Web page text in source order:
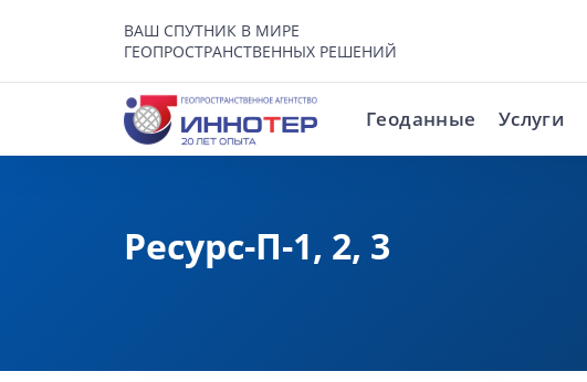
ВАШ СПУТНИК В МИРЕ
ГЕОПРОСТРАНСТВЕННЫХ РЕШЕНИЙ
Геоданные Услуги
Ресурс-П-1, 2, 3